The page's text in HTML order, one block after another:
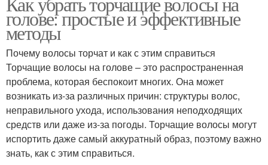
голове: простые и эффективные
методы
Почему волосы торчат и как с этим справиться
Торчащие волосы на голове – это распространенная
проблема, которая беспокоит многих. Она может
возникать из-за различных причин: структуры волос,
неправильного ухода, использования неподходящих
средств или даже из-за погоды. Торчащие волосы могут
испортить даже самый аккуратный образ, поэтому важно
знать, как с этим справиться.